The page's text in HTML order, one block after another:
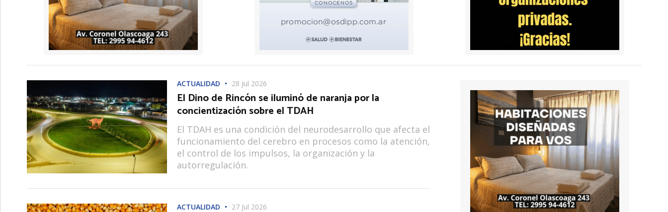
ACTUALIDAD 28 Jul 2026
El Dino de Rincón se iluminó de naranja por la
concientización sobre el TDAH
El TDAH es una condición del neurodesarrollo que afecta el
funcionamiento del cerebro en procesos como la atención,
el control de los impulsos, la organización y la
autorregulación.
ACTUALIDAD 27 Jul 2026